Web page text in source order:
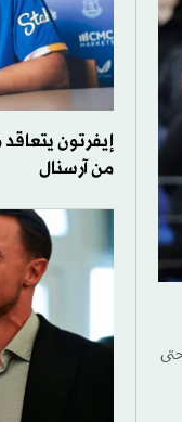
إيفرتون
من آرسنال